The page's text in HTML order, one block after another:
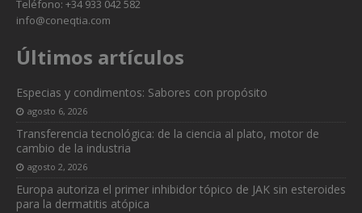
Teléfono: +34 933 042 582
info@coneqtia.com
Últimos artículos
Especias y condimentos: Sabores con propósito
agosto 6, 2026
Transferencia tecnológica: de la ciencia al plato, motor de
cambio de la industria
agosto 2, 2026
Europa autoriza el primer inhibidor tópico de JAK sin esteroides
para la dermatitis atópica